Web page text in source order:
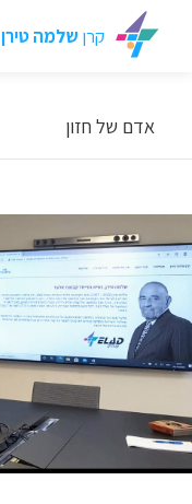
קרן שלמה טירן
אדם של חזון